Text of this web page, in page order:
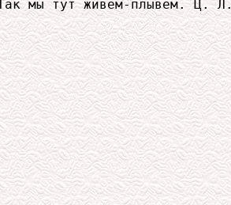
мы тут живем-плывем. Ц. Л.